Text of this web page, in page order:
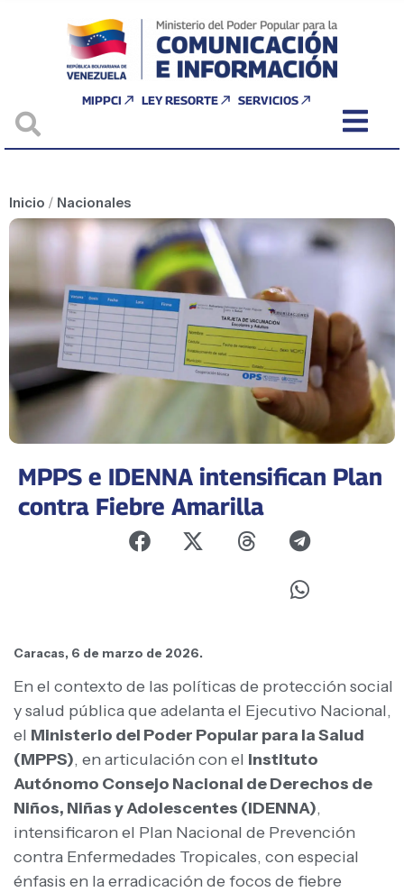
MIPPCI LEY RESORTE SERVICIOS
Inicio / Nacionales
MPPS e IDENNA intensifican Plan
contra Fiebre Amarilla
Caracas, 6 de marzo de 2026.
En el contexto de las políticas de protección social
y salud pública que adelanta el Ejecutivo Nacional,
el Ministerio del Poder Popular para la Salud
(MPPS), en articulación con el Instituto
Autónomo Consejo Nacional de Derechos de
Niños, Niñas y Adolescentes (IDENNA),
intensificaron el Plan Nacional de Prevención
contra Enfermedades Tropicales, con especial
énfasis en la erradicación de focos de fiebre